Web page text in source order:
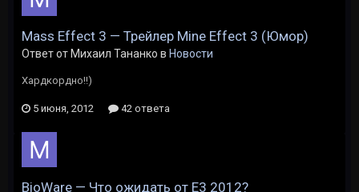
Mass Effect 3 — Трейлер Mine Effect 3 (Юмор)
Ответ от Михаил Тананко в Новости
Хардкордно!!)
5 июня, 2012 42 ответа
BioWare — Что ожидать от Е3 2012?